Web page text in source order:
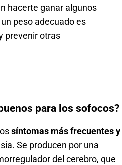
hacerte ganar algunos
peso adecuado es
prevenir otras
para los sofocos?
síntomas más frecuentes y
Se producen por una
del cerebro, que